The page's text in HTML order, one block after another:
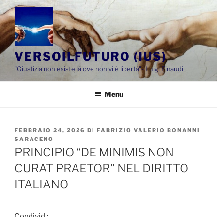
Salta
al
contenuto
VERSOILFUTURO (IUS)
"Giustizia non esiste là ove non vi è libertà"- Luigi Einaudi
Menu
PUBBLICATO
IL
FEBBRAIO 24, 2026 DI FABRIZIO VALERIO BONANNI
SARACENO
PRINCIPIO “DE MINIMIS NON
CURAT PRAETOR” NEL DIRITTO
ITALIANO